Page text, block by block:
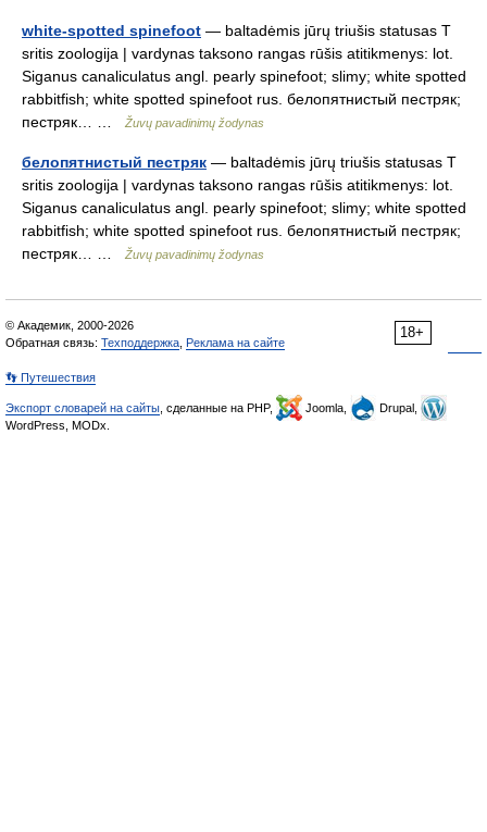
white-spotted spinefoot — baltadėmis jūrų triušis statusas T
sritis zoologija | vardynas taksono rangas rūšis atitikmenys: lot.
Siganus canaliculatus angl. pearly spinefoot; slimy; white spotted
rabbitfish; white spotted spinefoot rus. белопятнистый пестряк;
пестряк… …
Žuvų pavadinimų žodynas
белопятнистый пестряк — baltadėmis jūrų triušis statusas T
sritis zoologija | vardynas taksono rangas rūšis atitikmenys: lot.
Siganus canaliculatus angl. pearly spinefoot; slimy; white spotted
rabbitfish; white spotted spinefoot rus. белопятнистый пестряк;
пестряк… …
Žuvų pavadinimų žodynas
18+
© Академик, 2000-2026
Обратная связь: Техподдержка Реклама на сайте
👣 Путешествия
Экспорт словарей на сайты , сделанные на PHP, Joomla,
Drupal,
WordPress, MODx.